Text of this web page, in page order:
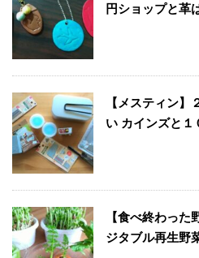
円ショップと革
【メスティン
い カインズと１
【食べ終わっ
ジタブル再生野